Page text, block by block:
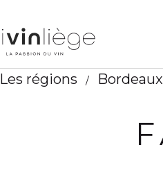
Les régions / Bordeaux